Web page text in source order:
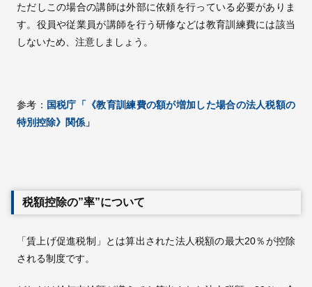
ただしこの場合の講師は外部に依頼を行っている必要がありま
す。役員や従業員が講師を行う研修などは教育訓練費には該当
しないため、注意しましょう。
参考： 国税庁「《教育訓練費の額が増加した場合の法人税額の
特別控除》関係」
税額控除の”率”について
「賃上げ促進税制」とは算出された法人税額の最大20％が控除
される制度です。